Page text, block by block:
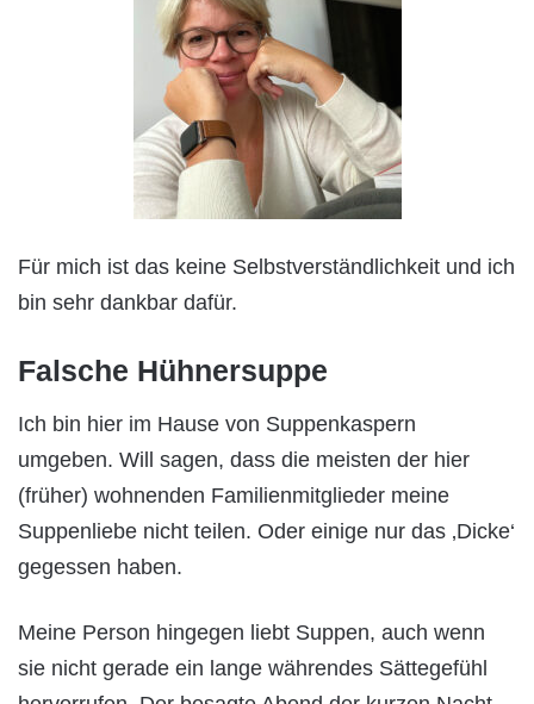
Für mich ist das keine Selbstverständlichkeit und ich
bin sehr dankbar dafür.
Falsche Hühnersuppe
Ich bin hier im Hause von Suppenkaspern
umgeben. Will sagen, dass die meisten der hier
(früher) wohnenden Familienmitglieder meine
Suppenliebe nicht teilen. Oder einige nur das ‚Dicke‘
gegessen haben.
Meine Person hingegen liebt Suppen, auch wenn
sie nicht gerade ein lange währendes Sättegefühl